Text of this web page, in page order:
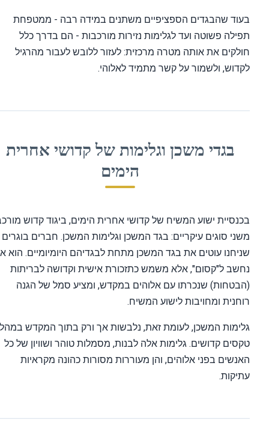
שהבגדים הספציפיים משתנים במידה רבה - ממטפחת
פשוטה ועד לגלימות נזירות מורכבות - הם בדרך כלל
את אותה מטרה מרכזית: לעזור ללובש לעבור מהרגיל
ולשמור על קשר מתמיד לאלוהי.
בגדי משכן וגלימות של קדושי אחרית
הימים
ישוע המשיח של קדושי אחרית הימים, ביגוד קדוש מורכב
סוגים עיקריים: בגד המשכן וגלימות המשכן. חברים בוגרים
עוטים את בגד המשכן מתחת לבגדיהם היומיומיים. הוא אינו
ל"קסום", אלא משמש כתזכורת אישית וקדושה לבריתות
שנכרתו עם אלוהים במקדש, ומציע סמל של הגנה
ומחויבות לישוע המשיח.
המשכן, לעומת זאת, נלבשות אך ורק בתוך המקדש במהלך
קדושים. גלימות אלה לבנות, מסמלות טוהר ושוויון של כל
בפני אלוהים, והן מעוררות מסורות כהונה מקראיות